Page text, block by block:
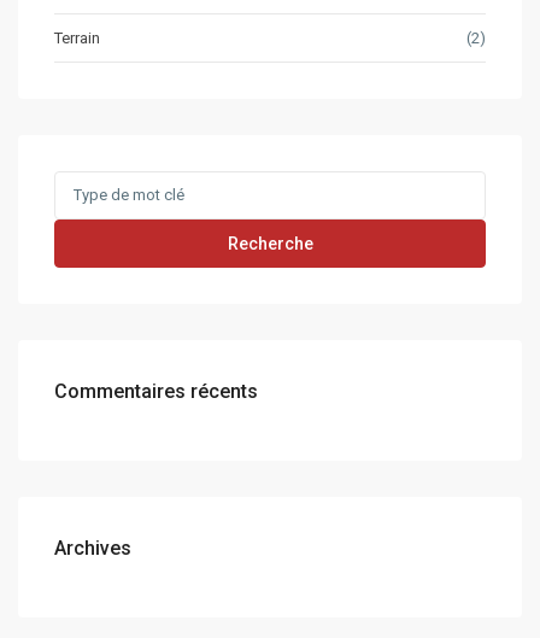
Terrain (2)
Recherche
Commentaires récents
Archives